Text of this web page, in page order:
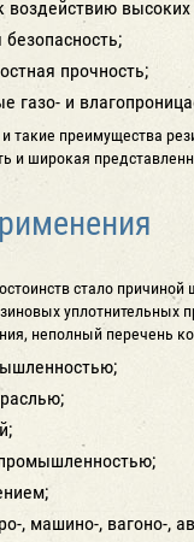
воздействию
прочность;
газо- и
такие преимущества
и широкая
стало причиной
уплотнительных
неполный перечень
, машино-, вагоно-,